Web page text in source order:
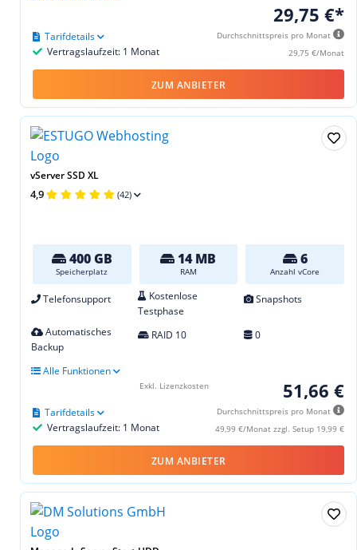
29,75 €*
Durchschnittspreis pro Monat
29,75 €/Monat
Vertragslaufzeit: 1 Monat
Tarifdetails
ZUM ANBIETER
vServer SSD XL
4,9 (42)
400 GB
Speicherplatz
14 MB
RAM
6
Anzahl vCore
Telefonsupport
Kostenlose
Testphase
Snapshots
Automatisches
Backup
RAID 10 0
Alle Funktionen
51,66 €
Durchschnittspreis pro Monat
49,99 €/Monat zzgl. Setup 19,99 €
Vertragslaufzeit: 1 Monat
Tarifdetails
Exkl. Lizenzkosten
ZUM ANBIETER